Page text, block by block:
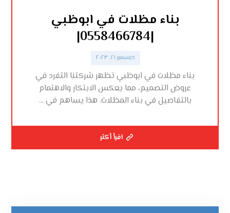
بناء مظلات في ابوظبي
|0558466784|
ديسمبر ٢١, ٢٠٢٣
بناء مظلات في ابوظبي تظهر شركتنا التفرد في
عروض التصميم، مما يعكس الابتكار والاهتمام
بالتفاصيل في بناء المظلات. هذا يساهم في ...
اقرأ أكثر